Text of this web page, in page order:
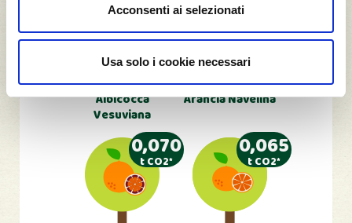
Acconsenti ai selezionati
Usa solo i cookie necessari
1
Albicocca
Vesuviana
1
Arancia Navelina
0,070
t CO2* 0,065
t CO2*